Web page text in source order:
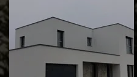
Pose et
changement de
fenêtre de toit et